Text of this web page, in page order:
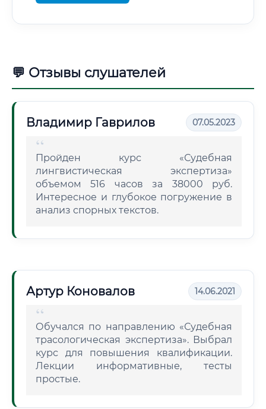
💬 Отзывы слушателей
Владимир Гаврилов 07.05.2023
Пройден курс «Судебная
лингвистическая экспертиза»
объемом 516 часов за 38000 руб.
Интересное и глубокое погружение в
анализ спорных текстов.
Артур Коновалов 14.06.2021
Обучался по направлению «Судебная
трасологическая экспертиза». Выбрал
курс для повышения квалификации.
Лекции информативные, тесты
простые.